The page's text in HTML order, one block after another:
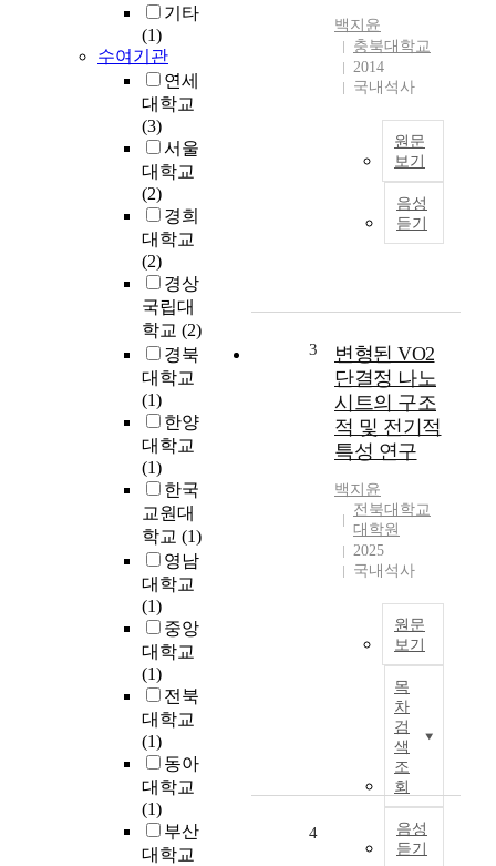
기타
(1)
수여기관
연세
대학교
(3)
서울
대학교
(2)
경희
대학교
(2)
경상
국립대
학교 (2)
경북
대학교
(1)
한양
대학교
(1)
한국
교원대
학교 (1)
영남
대학교
(1)
중앙
대학교
(1)
전북
대학교
(1)
동아
대학교
(1)
부산
대학교
백지윤
충북대학교
2014
국내석사
원문
보기
음성
듣기
3
변형된 VO2
단결정 나노
시트의 구조
적 및 전기적
특성 연구
백지윤
전북대학교
대학원
2025
국내석사
원문
보기
목
차
검
색
조
회
음성
듣기
4